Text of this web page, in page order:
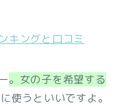
キングと口コミ
。女の子を希望する
使うといいですよ。